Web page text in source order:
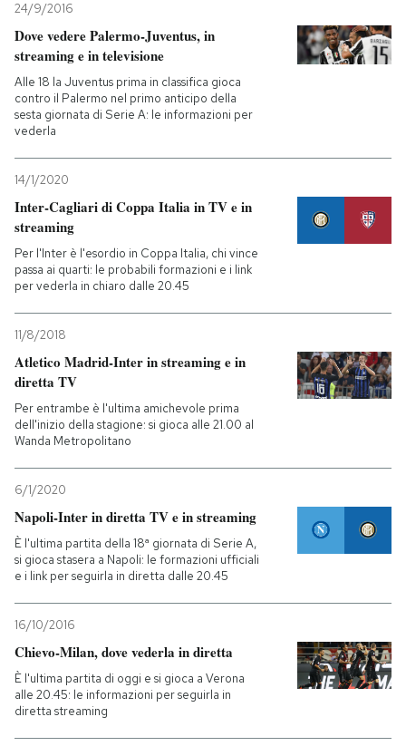
24/9/2016
Dove vedere Palermo-Juventus, in
streaming e in televisione
Alle 18 la Juventus prima in classifica gioca
contro il Palermo nel primo anticipo della
sesta giornata di Serie A: le informazioni per
vederla
14/1/2020
Inter-Cagliari di Coppa Italia in TV e in
streaming
Per l'Inter è l'esordio in Coppa Italia, chi vince
passa ai quarti: le probabili formazioni e i link
per vederla in chiaro dalle 20.45
11/8/2018
Atletico Madrid-Inter in streaming e in
diretta TV
Per entrambe è l'ultima amichevole prima
dell'inizio della stagione: si gioca alle 21.00 al
Wanda Metropolitano
6/1/2020
Napoli-Inter in diretta TV e in streaming
È l'ultima partita della 18ª giornata di Serie A,
si gioca stasera a Napoli: le formazioni ufficiali
e i link per seguirla in diretta dalle 20.45
16/10/2016
Chievo-Milan, dove vederla in diretta
È l'ultima partita di oggi e si gioca a Verona
alle 20.45: le informazioni per seguirla in
diretta streaming